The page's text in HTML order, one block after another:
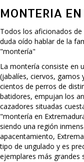
MONTERIA
Todos los aficionados
duda oído hablar de la
"montería"
La montería consiste en
(jabalíes, ciervos,
cientos de perros de
batidores, empujan los
cazadores situadas
"montería en
siendo una región
apacentamiento,
tipo de ungulado y es
ejemplares más grandes